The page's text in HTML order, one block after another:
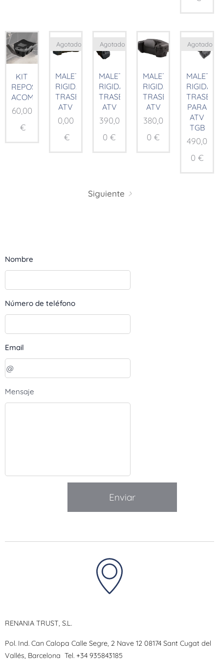
KIT
REPOSAPIES
ACOMPAÑANTE
60,00
€
MALETA
RIGIDA
TRASERA
ATV
Agotado
0,00
€
MALETA
RIGIDA
TRASERA
ATV
Agotado
390,0
0 €
MALETA
RIGIDA
TRASERA
ATV
380,0
0 €
MALETA
RIGIDA
PARA
ATV
TGB
Agotado
490,0
0 €
Siguiente
Nombre
Número de teléfono
Email
Mensaje
Enviar
RENANIA TRUST, S.L.
Pol. Ind. Can Calopa Calle Segre, 2 Nave 12 08174 Sant Cugat del
Vallés, Barcelona Tel. +34 935843185